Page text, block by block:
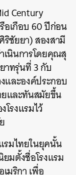
Century
อเกือบ 60 ปีก่อน
ยยา) สองสามี
เนินการโดยคุณสุ
ทรุ่นที่ 3 กับ
และองค์ประกอบ
และทันสมัยขึ้น
รงแรมไว้
รมไทยในยุคนั้น
มตั้งชื่อโรงแรม
มริกา เพื่อ